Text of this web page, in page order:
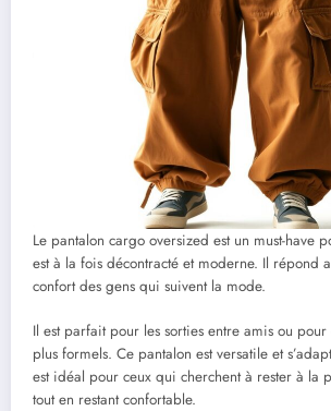
Le pantalon cargo oversized est un must-have
est à la fois décontracté et moderne. Il répond
confort des gens qui suivent la mode.
Il est parfait pour les sorties entre amis ou pour
plus formels. Ce pantalon est versatile et
est idéal pour ceux qui cherchent à rester à la
tout en restant confortable.